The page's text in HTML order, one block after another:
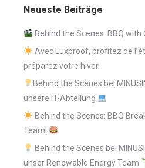
Neueste Beiträge
Behind the Scenes: BBQ with
Avec Luxproof, profitez de
préparez votre hiver.
Behind the Scenes bei
unsere IT-Abteilung
Behind the Scenes: BBQ
Team!
Behind the Scenes bei
unser Renewable Energy Team